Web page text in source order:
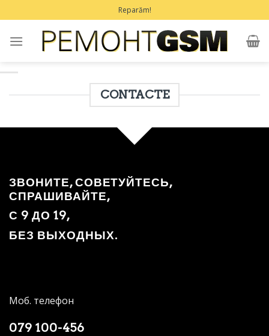
la
conținut
Reparăm!
CONTACTE
ЗВОНИТЕ, СОВЕТУЙТЕСЬ,
СПРАШИВАЙТЕ,
С 9 ДО 19,
БЕЗ ВЫХОДНЫХ.
Моб. телефон
079 100-456